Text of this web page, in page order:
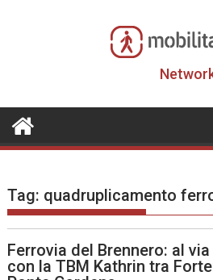
Tag: quadruplicamento
Ferrovia del Brennero: al
con la TBM Kathrin tra